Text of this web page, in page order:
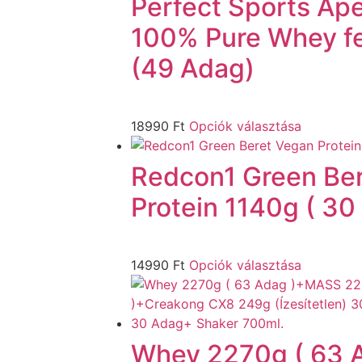
Perfect Sports
100% Pure Whey
(49 Adag)
18990 Ft Opciók választása
Redcon1 Green
Protein 1140g (
14990 Ft Opciók választása
Whey 2270g ( 63